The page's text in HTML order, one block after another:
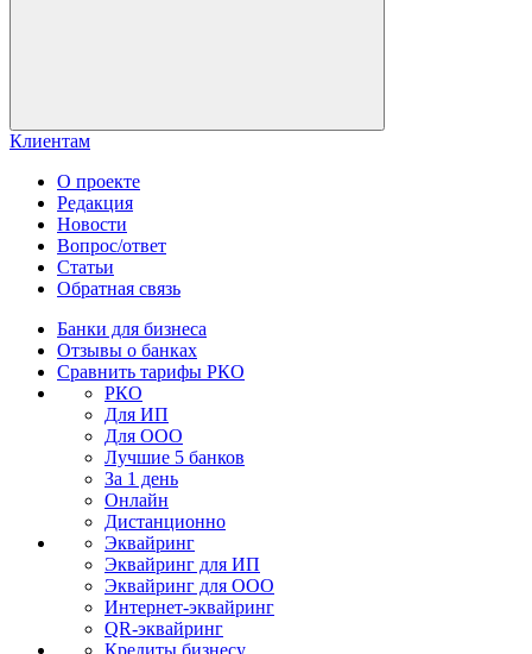
Клиентам
О проекте
Редакция
Новости
Вопрос/ответ
Статьи
Обратная связь
Банки для бизнеса
Отзывы о банках
Сравнить тарифы РКО
РКО
Для ИП
Для ООО
Лучшие 5 банков
За 1 день
Онлайн
Дистанционно
Эквайринг
Эквайринг для ИП
Эквайринг для ООО
Интернет-эквайринг
QR-эквайринг
Кредиты бизнесу